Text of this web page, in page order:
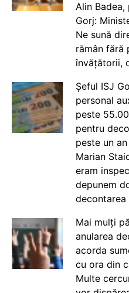
Alin
Gorj:
Ne sună
rămân fără
învățătorii,
Șeful ISJ
personal
peste
pentru
peste un
Marian
eram
depunem
decontarea
Mai mulți
anularea
acorda
cu ora din
Multe